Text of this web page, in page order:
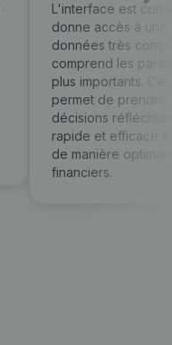
L'interface est
donne accès à une
données très
comprend les
plus importants.
permet de prendre
décisions
rapide et efficace
de manière
financiers.